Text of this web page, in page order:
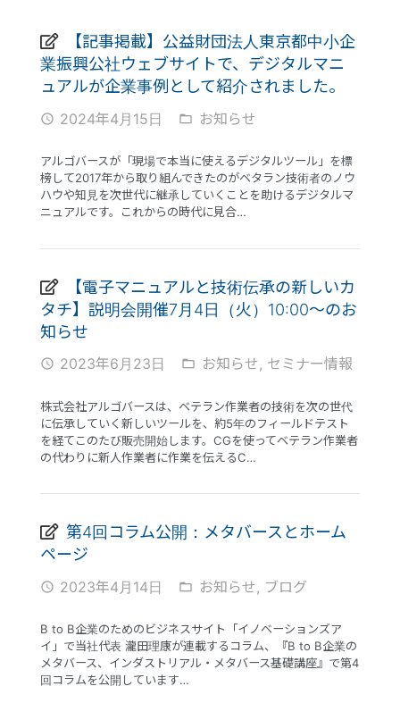
【記事掲載】公益財団法人東京都中小企
業振興公社ウェブサイトで、デジタルマニ
ュアルが企業事例として紹介されました。
access_time 2024年4月15日 folder_open お知らせ
アルゴバースが「現場で本当に使えるデジタルツール」を標
榜して2017年から取り組んできたのがベタラン技術者のノウ
ハウや知見を次世代に継承していくことを助けるデジタルマ
ニュアルです。これからの時代に見合…
【電子マニュアルと技術伝承の新しいカ
タチ】説明会開催7月4日（火）10:00〜のお
知らせ
access_time 2023年6月23日 folder_open お知らせ, セミナー情報
株式会社アルゴバースは、ベテラン作業者の技術を次の世代
に伝承していく新しいツールを、約5年のフィールドテスト
を経てこのたび販売開始します。CGを使ってベテラン作業者
の代わりに新人作業者に作業を伝えるC…
第4回コラム公開：メタバースとホーム
ページ
access_time 2023年4月14日 folder_open お知らせ, ブログ
B to B企業のためのビジネスサイト「イノベーションズア
イ」で当社代表 瀧田理康が連載するコラム、『B to B企業の
メタバース、インダストリアル・メタバース基礎講座』で第4
回コラムを公開しています…